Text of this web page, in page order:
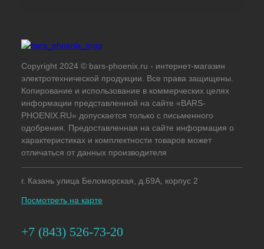
Copyright 2024 © bars-phoenix.ru - интернет-магазин
электротехнической продукции. Все права защищены.
Копирование и использование в коммерческих целях
информации представленной на сайте «BARS-
PHOENIX.RU» допускается только с письменного
одобрения. Предоставленная на сайте информация о
характеристиках и комплектности товаров может
отличаться от данных производителя
г. Казань улица Беломорская, д.69А, корпус 2
Посмотреть на карте
+7 (843) 526-73-20